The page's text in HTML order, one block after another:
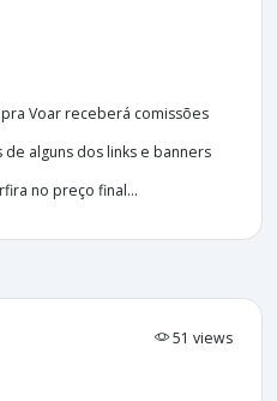
Voar receberá comissões
alguns dos links e banners
no preço final...
51 views